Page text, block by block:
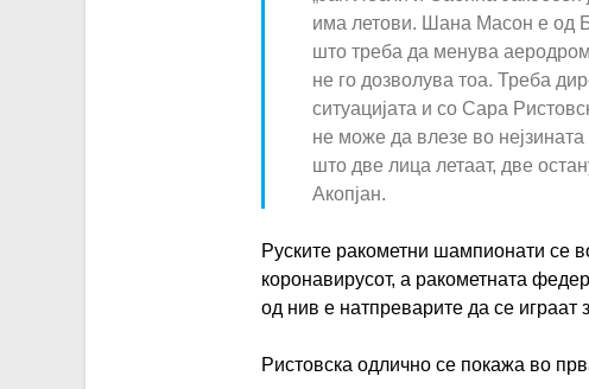
има летови. Шана Масон е од
што треба да менува
не го дозволува тоа. Треба
ситуацијата и со Сара
не може да влезе во
што две лица летаат, две
Акопјан.
Руските ракометни шампионати се
коронавирусот, а ракометната
од нив е натпреварите да се играат
Ристовска одлично се покажа во